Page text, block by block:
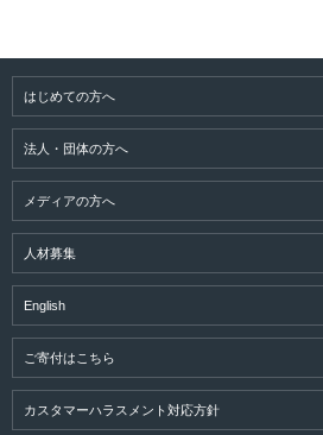
はじめての方へ
法人・団体の方へ
メディアの方へ
人材募集
English
ご寄付はこちら
カスタマーハラスメント対応方針